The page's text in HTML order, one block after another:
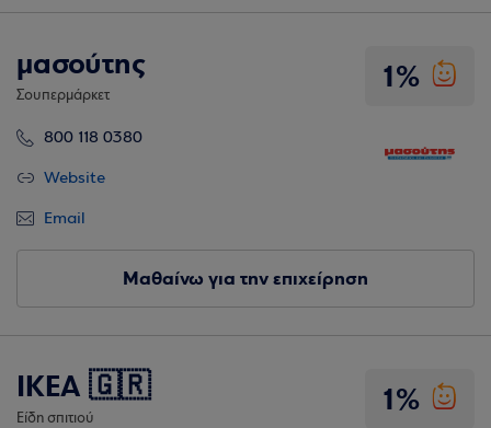
1%
μασούτης
Σουπερμάρκετ
800 118 0380
Website
Email
Μαθαίνω για την επιχείρηση
1%
IKEA 🇬🇷
Είδη σπιτιού